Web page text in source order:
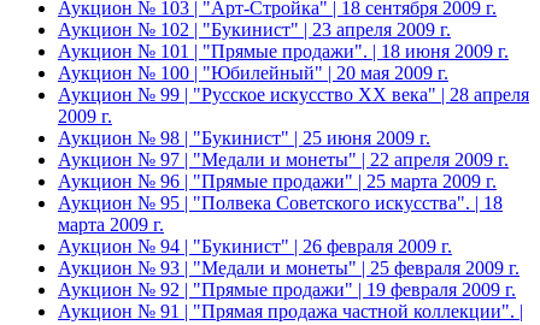
Аукцион № 103 | "Арт-Стройка" | 18 сентября 2009 г.
Аукцион № 102 | "Букинист" | 23 апреля 2009 г.
Аукцион № 101 | "Прямые продажи". | 18 июня 2009 г.
Аукцион № 100 | "Юбилейный" | 20 мая 2009 г.
Аукцион № 99 | "Русское искусство XX века" | 28 апреля
2009 г.
Аукцион № 98 | "Букинист" | 25 июня 2009 г.
Аукцион № 97 | "Медали и монеты" | 22 апреля 2009 г.
Аукцион № 96 | "Прямые продажи" | 25 марта 2009 г.
Аукцион № 95 | "Полвека Советского искусства". | 18
марта 2009 г.
Аукцион № 94 | "Букинист" | 26 февраля 2009 г.
Аукцион № 93 | "Медали и монеты" | 25 февраля 2009 г.
Аукцион № 92 | "Прямые продажи" | 19 февраля 2009 г.
Аукцион № 91 | "Прямая продажа частной коллекции". |